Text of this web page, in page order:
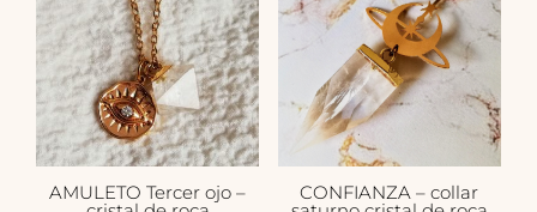
AMULETO Tercer ojo – CONFIANZA – collar